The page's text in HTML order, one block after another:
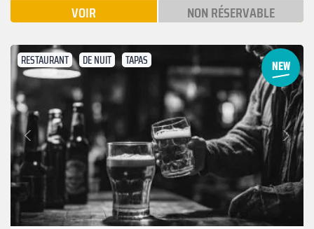
VOIR NON RÉSERVABLE
RESTAURANT DE NUIT TAPAS
Précédent
Suivant